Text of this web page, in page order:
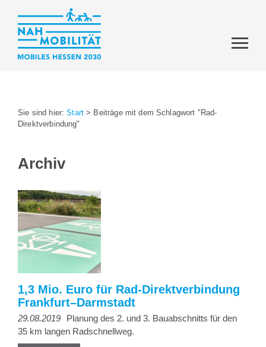
Sie sind hier:Start > Beiträge mit dem Schlagwort "Rad-
Direktverbindung"
Archiv
1,3 Mio. Euro für Rad-Direktverbindung
Frankfurt–Darmstadt
29.08.2019
Planung des 2. und 3. Bauabschnitts für den
35 km langen Radschnellweg.